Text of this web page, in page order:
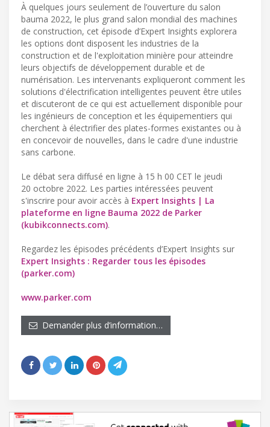
À quelques jours seulement de l’ouverture du salon
bauma 2022, le plus grand salon mondial des machines
de construction, cet épisode d’Expert Insights explorera
les options dont disposent les industries de la
construction et de l'exploitation minière pour atteindre
leurs objectifs de développement durable et de
numérisation. Les intervenants expliqueront comment les
solutions d'électrification intelligentes peuvent être utiles
et discuteront de ce qui est actuellement disponible pour
les ingénieurs de conception et les équipementiers qui
cherchent à électrifier des plates-formes existantes ou à
en concevoir de nouvelles, dans le cadre d'une industrie
sans carbone.
Le débat sera diffusé en ligne à 15 h 00 CET le jeudi
20 octobre 2022. Les parties intéressées peuvent
s'inscrire pour avoir accès à Expert Insights | La
plateforme en ligne Bauma 2022 de Parker
(kubikconnects.com).
Regardez les épisodes précédents d’Expert Insights sur
Expert Insights : Regarder tous les épisodes
(parker.com)
www.parker.com
Demander plus d’information…